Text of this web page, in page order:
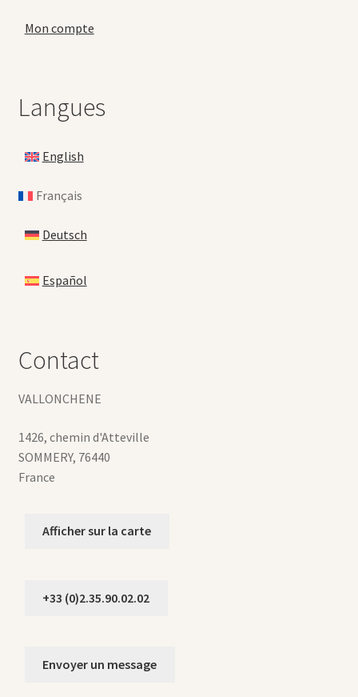
Mon compte
Langues
English
Français
Deutsch
Español
Contact
VALLONCHENE
1426, chemin d'Atteville
SOMMERY, 76440
France
Afficher sur la carte
+33 (0)2.35.90.02.02
Envoyer un message